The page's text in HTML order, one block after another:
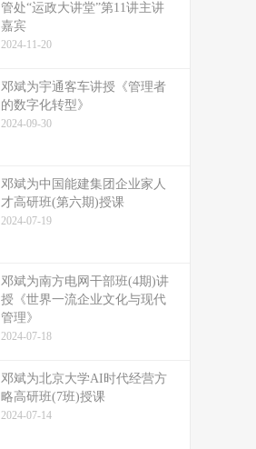
管处“运政大讲堂”第11讲主讲
嘉宾
2024-11-20
邓斌为宇通客车讲授《管理者
的数字化转型》
2024-09-30
邓斌为中国能建集团企业家人
才高研班(第六期)授课
2024-07-19
邓斌为南方电网干部班(4期)讲
授《世界一流企业文化与现代
管理》
2024-07-18
邓斌为北京大学AI时代经营方
略高研班(7班)授课
2024-07-14